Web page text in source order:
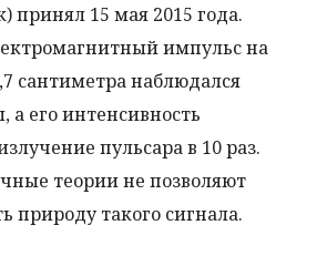
принял 15 мая 2015 года.
импульс на
сантиметра наблюдался
его интенсивность
пульсара в 10 раз.
теории не позволяют
природу такого сигнала.